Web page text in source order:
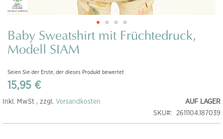
Zum
Anfang
der
springen
Baby Sweatshirt mit Früchtedruck,
Modell SIAM
Seien Sie der Erste, der dieses Produkt bewertet
15,95 €
AUF LAGER
SKU
2611104.187039
Inkl. MwSt , zzgl. Versandkosten